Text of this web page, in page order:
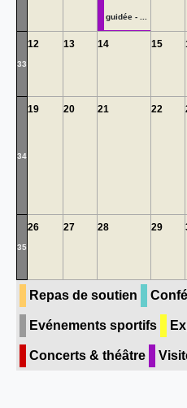
guidée - ...
33
12 13 14 15
34
19 20 21 22
35
26 27 28 29
Repas de soutien
Evénements sportifs
Concerts & théâtre